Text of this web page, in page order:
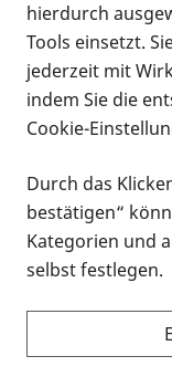
Infomaterial
Vorlesen
Alle
Formaten an
Sie möchten
suchen und
können?
hierdurch
Tools einsetzt.
jederzeit mit
indem Sie die
Cookie-
Durch das
bestätigen“
Kategorien und
selbst festlegen.